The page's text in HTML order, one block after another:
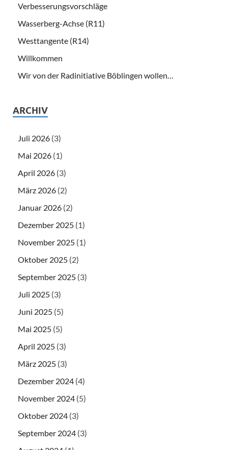
Verbesserungsvorschläge
Wasserberg-Achse (R11)
Westtangente (R14)
Willkommen
Wir von der Radinitiative Böblingen wollen…
ARCHIV
Juli 2026 (3)
Mai 2026 (1)
April 2026 (3)
März 2026 (2)
Januar 2026 (2)
Dezember 2025 (1)
November 2025 (1)
Oktober 2025 (2)
September 2025 (3)
Juli 2025 (3)
Juni 2025 (5)
Mai 2025 (5)
April 2025 (3)
März 2025 (3)
Dezember 2024 (4)
November 2024 (5)
Oktober 2024 (3)
September 2024 (3)